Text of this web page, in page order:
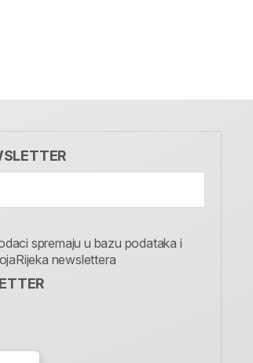
spremaju u bazu podataka i
newslettera